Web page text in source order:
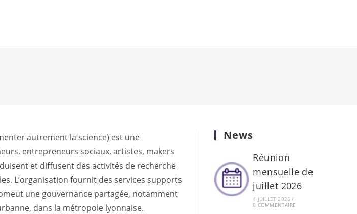
autrement la science) est une
entrepreneurs sociaux, artistes, makers
et diffusent des activités de recherche
L’organisation fournit des services supports
une gouvernance partagée, notamment
dans la métropole lyonnaise.
News
Réunion
mensuelle de
juillet 2026
4 JUILLET 2026 /
0 COMMENTAIRE